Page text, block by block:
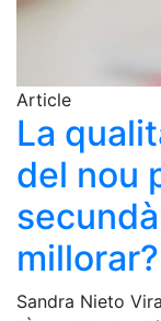
Article
La
del nou
millorar?
Sandra Nieto